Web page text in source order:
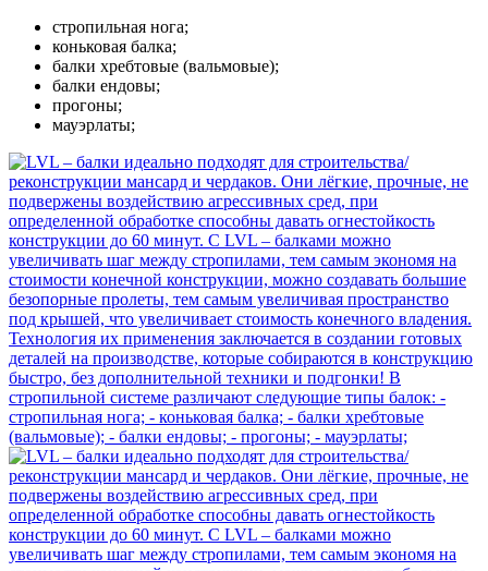
стропильная нога;
коньковая балка;
балки хребтовые (вальмовые);
балки ендовы;
прогоны;
мауэрлаты;